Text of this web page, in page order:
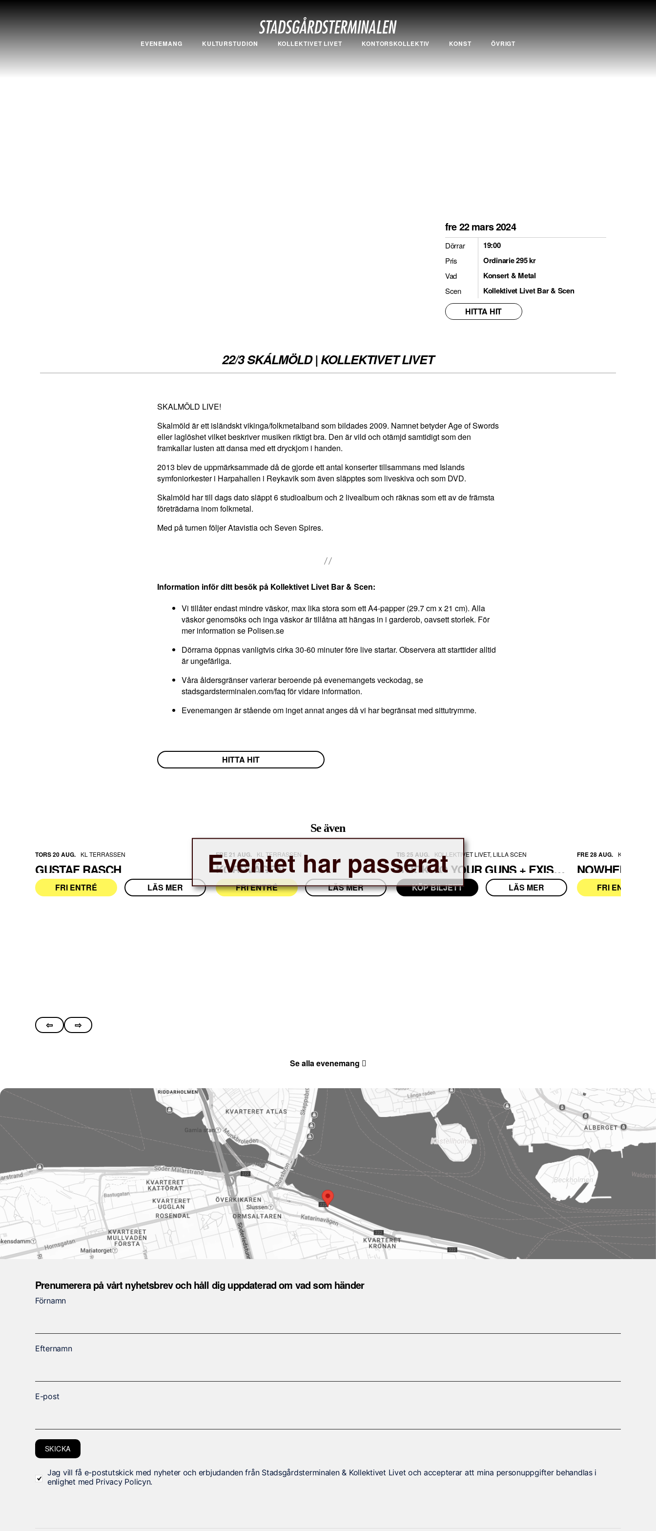
EVENEMANG KULTURSTUDION KOLLEKTIVET LIVET KONTORSKOLLEKTIV KONST ÖVRIGT
22/3 SKÁLMÖLD | KOLLEKTIVET LIVET
fre 22 mars 2024
Dörrar 19:00
Pris Ordinarie 295 kr
Vad Konsert & Metal
Scen Kollektivet Livet Bar & Scen
HITTA HIT
Eventet har passerat
SKALMÖLD LIVE!
Skalmöld är ett isländskt vikinga/folkmetalband som bildades 2009. Namnet betyder Age of Swords
eller laglöshet vilket beskriver musiken riktigt bra. Den är vild och otämjd samtidigt som den
framkallar lusten att dansa med ett dryckjom i handen.
2013 blev de uppmärksammade då de gjorde ett antal konserter tillsammans med Islands
symfoniorkester i Harpahallen i Reykavik som även släpptes som liveskiva och som DVD.
Skalmöld har till dags dato släppt 6 studioalbum och 2 livealbum och räknas som ett av de främsta
företrädarna inom folkmetal.
Med på turnen följer Atavistia och Seven Spires.
Information inför ditt besök på Kollektivet Livet Bar & Scen:
Vi tillåter endast mindre väskor, max lika stora som ett A4-papper (29.7 cm x 21 cm). Alla
väskor genomsöks och inga väskor är tillåtna att hängas in i garderob, oavsett storlek. För
mer information se Polisen.se
Dörrarna öppnas vanligtvis cirka 30-60 minuter före live startar. Observera att starttider alltid
är ungefärliga.
Våra åldersgränser varierar beroende på evenemangets veckodag, se
stadsgardsterminalen.com/faq för vidare information.
Evenemangen är stående om inget annat anges då vi har begränsat med sittutrymme.
HITTA HIT
Se även
TORS 20 AUG. KL TERRASSEN
GUSTAF RASCH
FRI ENTRÉ LÄS MER
FRE 21 AUG. KL TERRASSEN
KORSVÄGEN
FRI ENTRÉ LÄS MER
TIS 25 AUG. KOLLEKTIVET LIVET, LILLA SCEN
STICK TO YOUR GUNS + EXISTENCE
KÖP BILJETT LÄS MER
FRE 28 AUG. KL
FRI ENTRÉ
⇦ ⇨
Se alla evenemang
Prenumerera på vårt nyhetsbrev och håll dig uppdaterad om vad som händer
Förnamn
Efternamn
E-post
SKICKA
Jag vill få e-postutskick med nyheter och erbjudanden från Stadsgårdsterminalen & Kollektivet Livet och accepterar att mina personuppgifter behandlas i
enlighet med Privacy Policyn.
N
ö